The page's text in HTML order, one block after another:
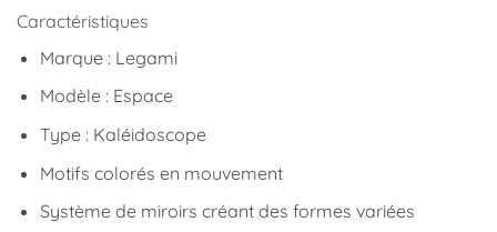
Caractéristiques
Marque : Legami
Modèle : Espace
Type : Kaléidoscope
Motifs colorés en mouvement
Système de miroirs créant des formes variées